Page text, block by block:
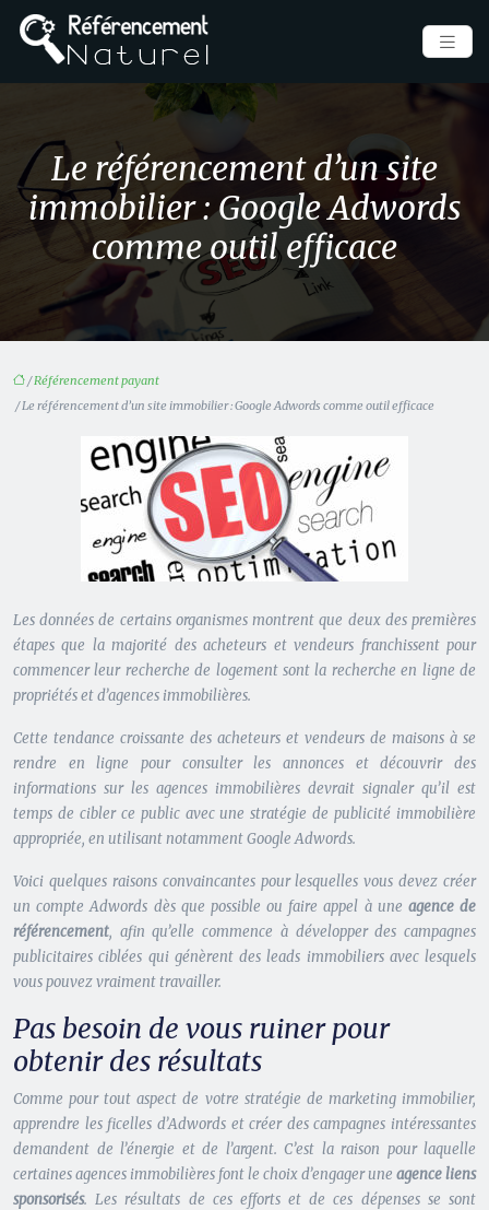
Le référencement d’un site
immobilier : Google Adwords
comme outil efficace
/Référencement payant
/ Le référencement d’un site immobilier : Google Adwords comme outil efficace
Les données de certains organismes montrent que deux des premières
étapes que la majorité des acheteurs et vendeurs franchissent pour
commencer leur recherche de logement sont la recherche en ligne de
propriétés et d’agences immobilières.
Cette tendance croissante des acheteurs et vendeurs de maisons à se
rendre en ligne pour consulter les annonces et découvrir des
informations sur les agences immobilières devrait signaler qu’il est
temps de cibler ce public avec une stratégie de publicité immobilière
appropriée, en utilisant notamment Google Adwords.
Voici quelques raisons convaincantes pour lesquelles vous devez créer
un compte Adwords dès que possible ou faire appel à une agence de
référencement, afin qu’elle commence à développer des campagnes
publicitaires ciblées qui génèrent des leads immobiliers avec lesquels
vous pouvez vraiment travailler.
Pas besoin de vous ruiner pour
obtenir des résultats
Comme pour tout aspect de votre stratégie de marketing immobilier,
apprendre les ficelles d’Adwords et créer des campagnes intéressantes
demandent de l’énergie et de l’argent. C’est la raison pour laquelle
certaines agences immobilières font le choix d’engager une agence liens
sponsorisés. Les résultats de ces efforts et de ces dépenses se sont